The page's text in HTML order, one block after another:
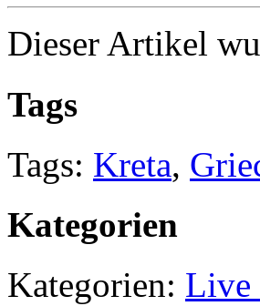
Dieser Artikel
Tags
Tags: Kreta,
Kategorien
Kategorien: Live